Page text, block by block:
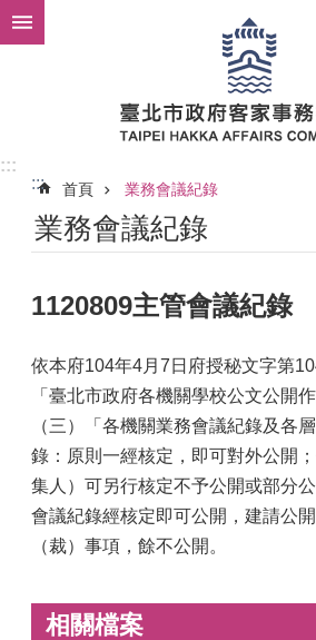
跳到主要內容區塊
:::
:::
首頁 業務會議紀錄
業務會議紀錄
1120809主管會議紀錄
依本府104年4月7日府授秘文字第
「臺北市政府各機關學校公文公開
（三）「各機關業務會議紀錄及各
錄：原則一經核定，即可對外公開
集人）可另行核定不予公開或部分
會議紀錄經核定即可公開，建請公
（裁）事項，餘不公開。
相關檔案